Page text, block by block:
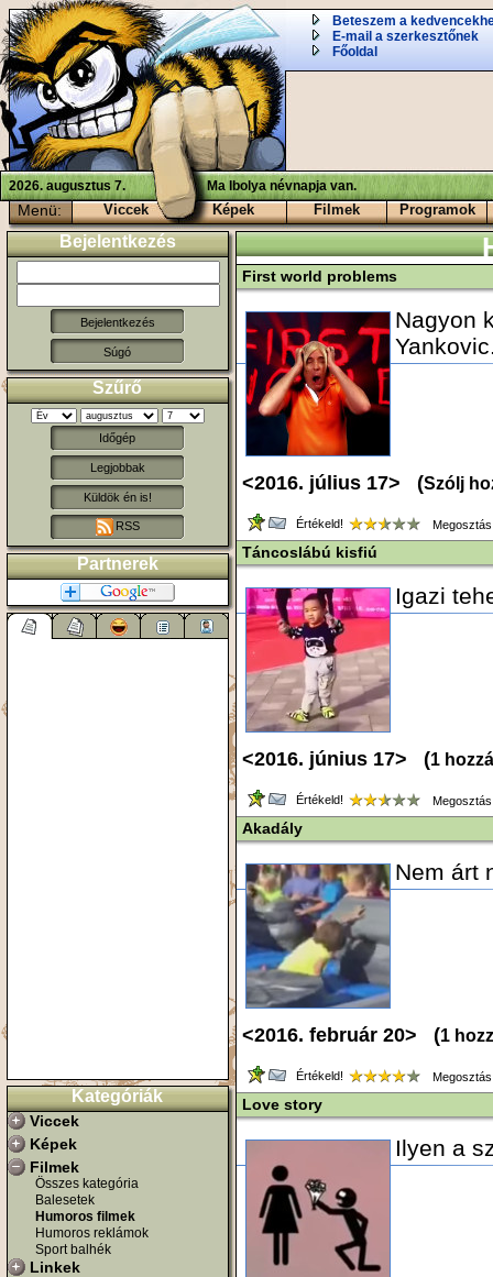
Beteszem a
E-mail a szerkesztőnek
Főoldal
2026. augusztus 7. Ma Ibolya névnapja van.
Menü: Viccek Képek Filmek Programok
Bejelentkezés
Súgó
Szűrő
Időgép
Legjobbak
Küldök én is!
RSS
Partnerek
Kategóriák
Viccek
Képek
Filmek
Összes kategória
Balesetek
Humoros filmek
Humoros reklámok
Sport balhék
Linkek
First world problems
Nagyon
<2016. július 17> (Szólj
Értékeld!
Táncoslábú kisfiú
Igazi
<2016. június 17> (1
Értékeld!
Akadály
Nem árt
<2016. február 20> (1
Értékeld!
Love story
Ilyen a